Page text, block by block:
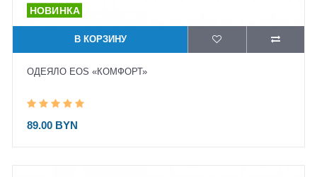
В КОРЗИНУ
ОДЕЯЛО EOS «КОМФОРТ»
89.00 BYN